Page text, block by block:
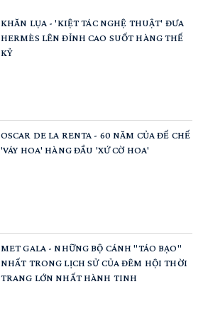
KHĂN LỤA - 'KIỆT TÁC NGHỆ THUẬT' ĐƯA
HERMÈS LÊN ĐỈNH CAO SUỐT HÀNG THẾ
KỶ
OSCAR DE LA RENTA - 60 NĂM CỦA ĐẾ CHẾ
'VÁY HOA' HÀNG ĐẦU 'XỨ CỜ HOA'
MET GALA - NHỮNG BỘ CÁNH "TÁO BẠO"
NHẤT TRONG LỊCH SỬ CỦA ĐÊM HỘI THỜI
TRANG LỚN NHẤT HÀNH TINH